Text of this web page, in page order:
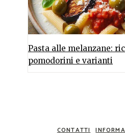
Pasta alle melanzane:
pomodorini e varianti
CONTATTI